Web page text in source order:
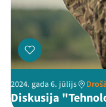
2024. gada 6. jūlijs
Diskusija